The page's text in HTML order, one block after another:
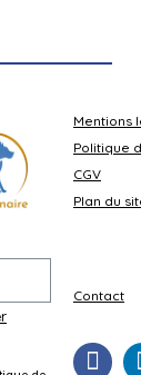
Mentions
Politique
CGV
Plan du
Contact